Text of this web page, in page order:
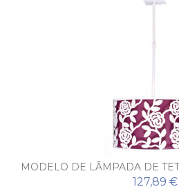
MODELO DE LÂMPADA DE
127,89 €